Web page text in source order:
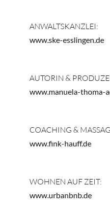
ANWALTSKANZLEI:
www.ske-esslingen.de
AUTORIN &
www.manuela-thoma-
COACHING &
www.fink-hauff.de
WOHNEN AUF ZEIT:
www.urbanbnb.de